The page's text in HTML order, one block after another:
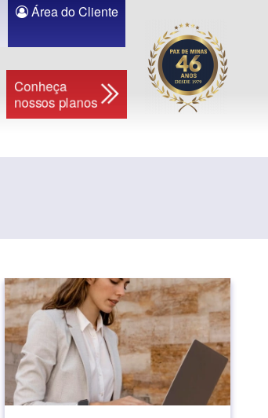
Área do Cliente
Conheça
nossos planos